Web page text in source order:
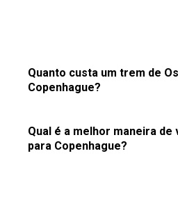
Quanto custa um trem de
Copenhague?
Qual é a melhor maneira de
para Copenhague?